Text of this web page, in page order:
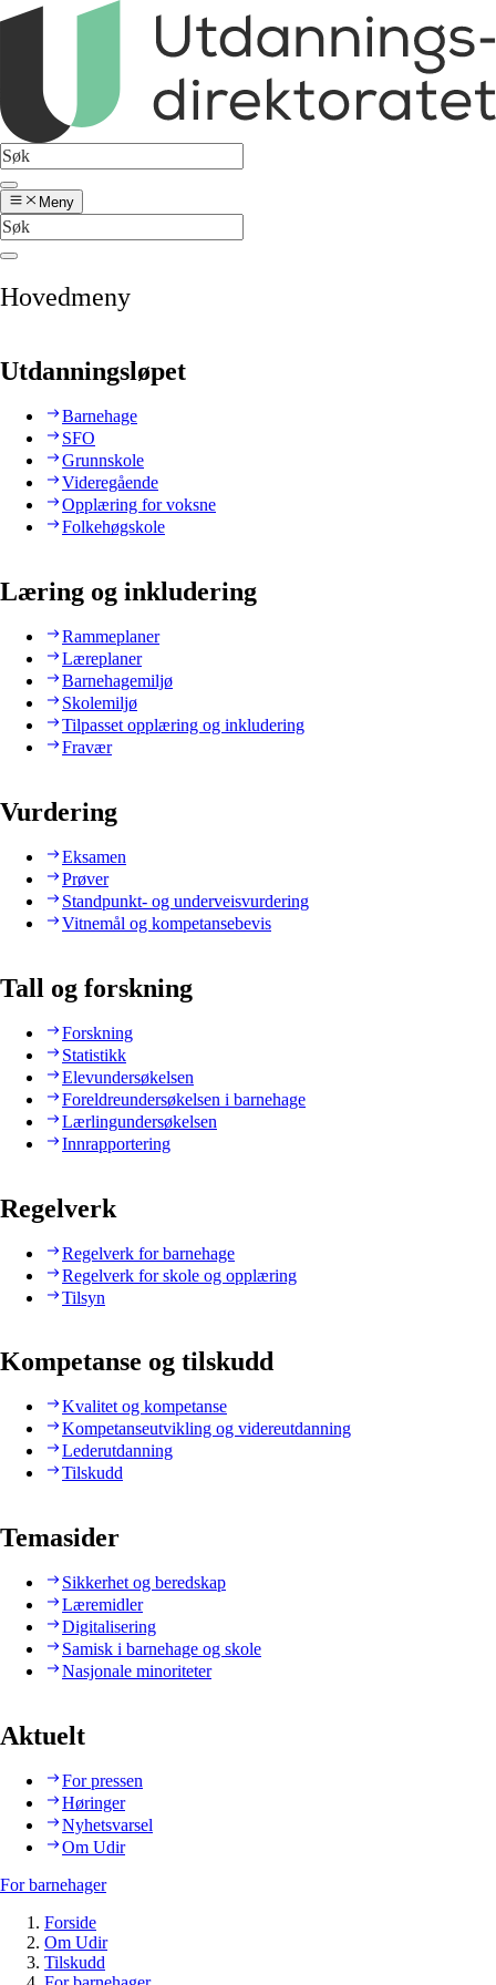
Meny
Hovedmeny
Utdanningsløpet
Barnehage
SFO
Grunnskole
Videregående
Opplæring for voksne
Folkehøgskole
Læring og inkludering
Rammeplaner
Læreplaner
Barnehagemiljø
Skolemiljø
Tilpasset opplæring og inkludering
Fravær
Vurdering
Eksamen
Prøver
Standpunkt- og underveisvurdering
Vitnemål og kompetansebevis
Tall og forskning
Forskning
Statistikk
Elevundersøkelsen
Foreldreundersøkelsen i barnehage
Lærlingundersøkelsen
Innrapportering
Regelverk
Regelverk for barnehage
Regelverk for skole og opplæring
Tilsyn
Kompetanse og tilskudd
Kvalitet og kompetanse
Kompetanseutvikling og videreutdanning
Lederutdanning
Tilskudd
Temasider
Sikkerhet og beredskap
Læremidler
Digitalisering
Samisk i barnehage og skole
Nasjonale minoriteter
Aktuelt
For pressen
Høringer
Nyhetsvarsel
Om Udir
For barnehager
Forside
Om Udir
Tilskudd